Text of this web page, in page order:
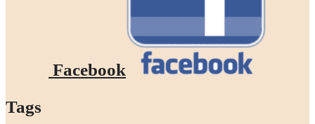
Facebook
Tags